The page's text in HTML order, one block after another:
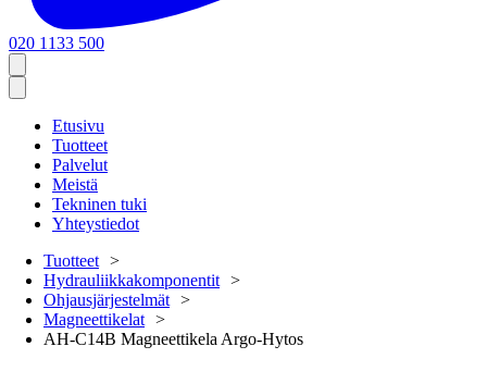
020 1133 500
Etusivu
Tuotteet
Palvelut
Meistä
Tekninen tuki
Yhteystiedot
Tuotteet
Hydrauliikkakomponentit
Ohjausjärjestelmät
Magneettikelat
AH-C14B Magneettikela Argo-Hytos